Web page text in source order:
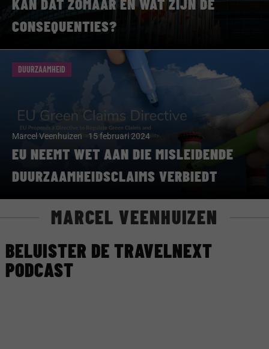
CONSEQUENTIES?
DUURZAAMHEID
Marcel Veenhuizen 15 februari 2024
EU NEEMT WET AAN DIE MISLEIDENDE
DUURZAAMHEIDSCLAIMS VERBIEDT
MARCEL VEENHUIZEN
BELUISTER DE TRAVELNEXT
PODCAST